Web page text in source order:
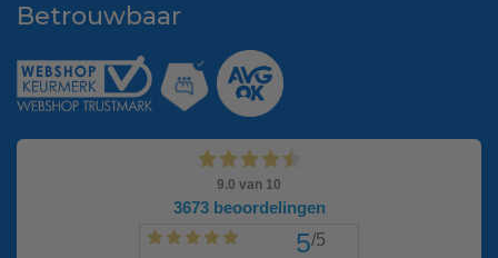
Betrouwbaar